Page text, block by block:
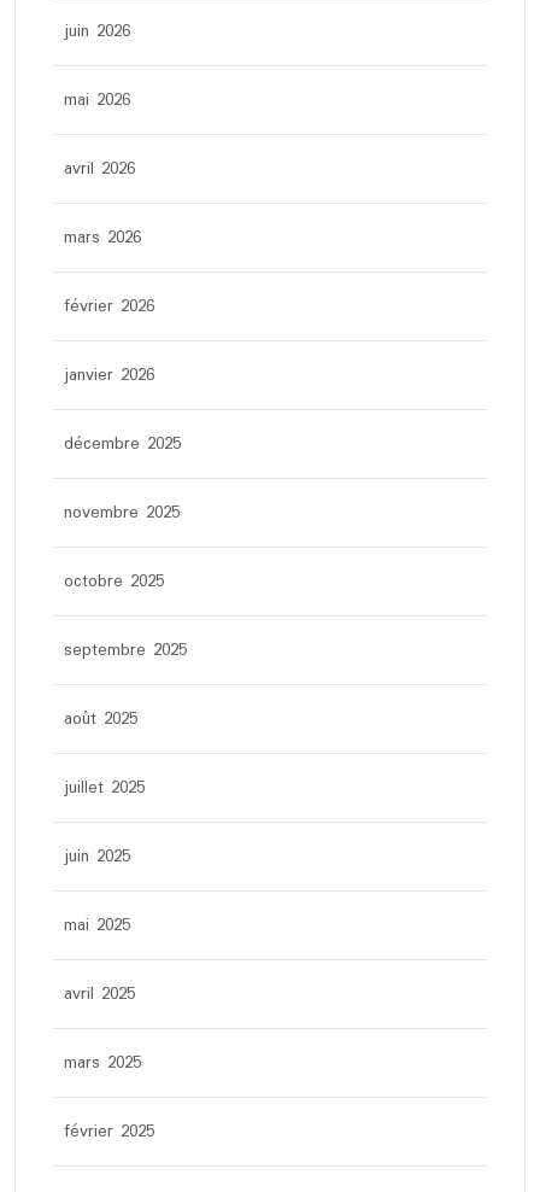
juin 2026
mai 2026
avril 2026
mars 2026
février 2026
janvier 2026
décembre 2025
novembre 2025
octobre 2025
septembre 2025
août 2025
juillet 2025
juin 2025
mai 2025
avril 2025
mars 2025
février 2025